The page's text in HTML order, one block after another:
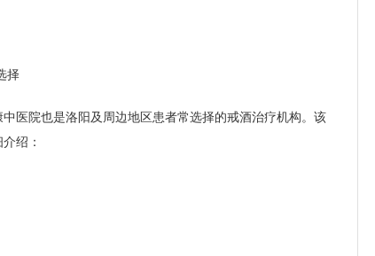
择
医院也是洛阳及周边地区患者常选择的戒酒治疗机构。该
绍：
青少年心理障碍、游戏